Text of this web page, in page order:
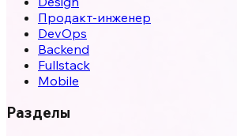
Продакт-инженер
DevOps
Backend
Fullstack
Mobile
Разделы